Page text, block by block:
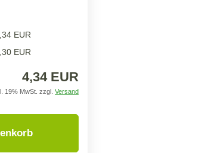
EUR
EUR
4,34 EUR
19% MwSt. zzgl. Versand